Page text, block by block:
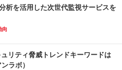
析を活用した次世代監視サービスを
向
リティ脅威トレンドキーワードは
ラボ）